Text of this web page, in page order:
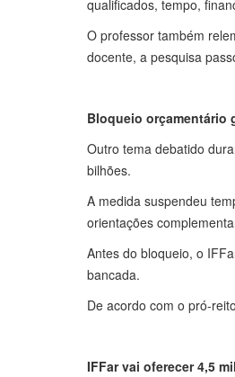
qualificados, tempo,
O professor também
docente, a pesquisa
Bloqueio orçamentário
Outro tema debatido
bilhões.
A medida suspendeu
orientações
Antes do bloqueio, o
bancada.
De acordo com o pró-
IFFar vai oferecer 4,5